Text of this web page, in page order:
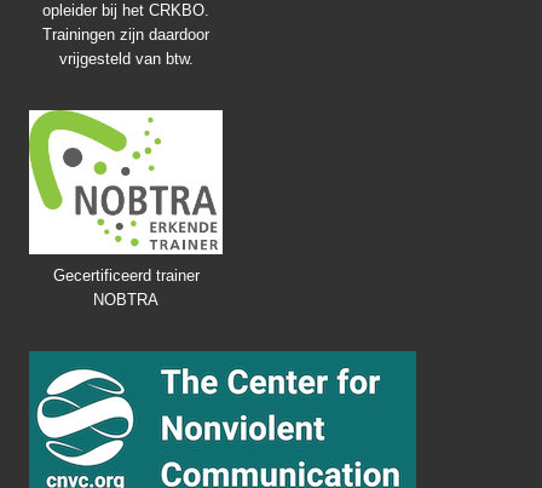
opleider bij het CRKBO.
Trainingen zijn daardoor
vrijgesteld van btw.
Gecertificeerd trainer
NOBTRA